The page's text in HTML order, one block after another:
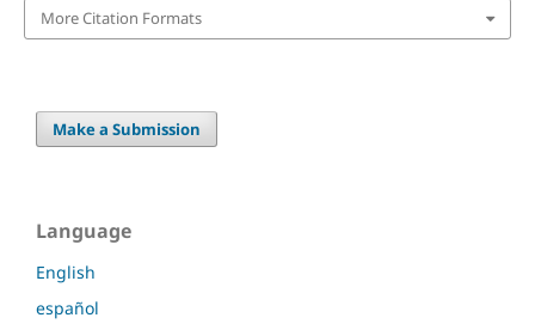
More Citation Formats
Make a Submission
Language
English
español